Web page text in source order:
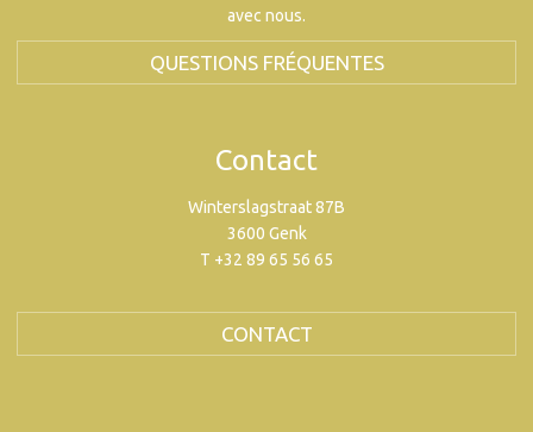
avec nous.
QUESTIONS FRÉQUENTES
Contact
Winterslagstraat 87B
3600 Genk
T +32 89 65 56 65
CONTACT